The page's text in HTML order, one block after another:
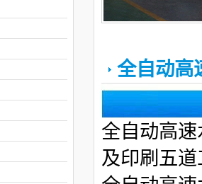
全自动高
全自动高
及印刷五